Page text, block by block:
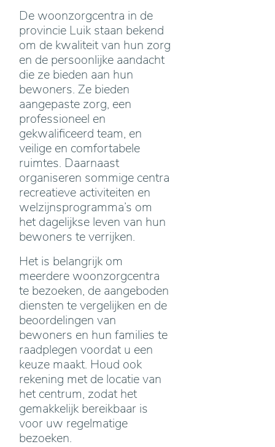
De woonzorgcentra in de
provincie Luik staan bekend
om de kwaliteit van hun zorg
en de persoonlijke aandacht
die ze bieden aan hun
bewoners. Ze bieden
aangepaste zorg, een
professioneel en
gekwalificeerd team, en
veilige en comfortabele
ruimtes. Daarnaast
organiseren sommige centra
recreatieve activiteiten en
welzijnsprogramma’s om
het dagelijkse leven van hun
bewoners te verrijken.
Het is belangrijk om
meerdere woonzorgcentra
te bezoeken, de aangeboden
diensten te vergelijken en de
beoordelingen van
bewoners en hun families te
raadplegen voordat u een
keuze maakt. Houd ook
rekening met de locatie van
het centrum, zodat het
gemakkelijk bereikbaar is
voor uw regelmatige
bezoeken.